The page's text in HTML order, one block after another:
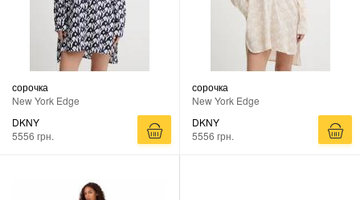
сорочка
New York Edge
DKNY
5556 грн.
сорочка
New York Edge
DKNY
5556 грн.